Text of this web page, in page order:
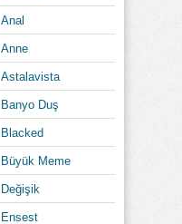
Anal
Anne
Astalavista
Banyo Duş
Blacked
Büyük Meme
Değişik
Ensest